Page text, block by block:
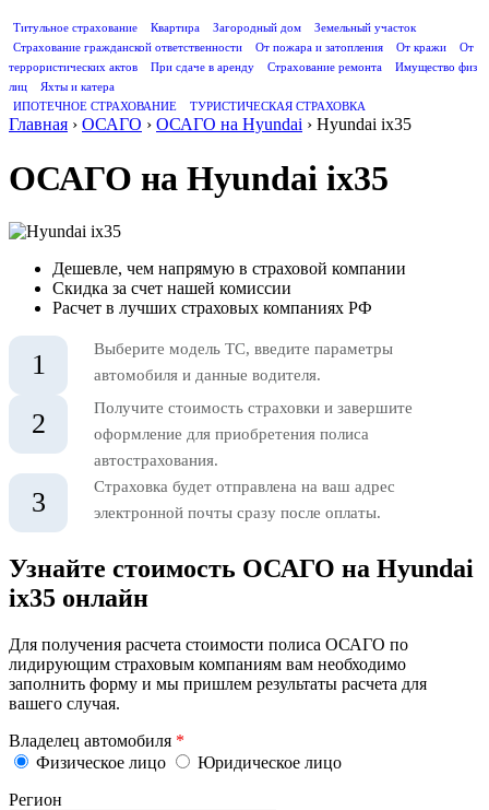
Титульное страхование
Квартира Загородный дом
Земельный участок
Страхование гражданской ответственности
От пожара и затопления От кражи
От
террористических актов
При сдаче в аренду Страхование ремонта
Имущество физ
лиц
Яхты и катера
ИПОТЕЧНОЕ СТРАХОВАНИЕ
ТУРИСТИЧЕСКАЯ СТРАХОВКА
Главная › ОСАГО › ОСАГО на Hyundai › Hyundai ix35
ОСАГО на Hyundai ix35
Дешевле, чем напрямую в страховой компании
Скидка за счет нашей комиссии
Расчет в лучших страховых компаниях РФ
1
Выберите модель ТС, введите параметры
автомобиля и данные водителя.
2
Получите стоимость страховки и завершите
оформление для приобретения полиса
автострахования.
3
Страховка будет отправлена на ваш адрес
электронной почты сразу после оплаты.
Узнайте стоимость ОСАГО на Hyundai
ix35 онлайн
Для получения расчета стоимости полиса ОСАГО по
лидирующим страховым компаниям вам необходимо
заполнить форму и мы пришлем результаты расчета для
вашего случая.
Владелец автомобиля *
Физическое лицо
Юридическое лицо
Регион